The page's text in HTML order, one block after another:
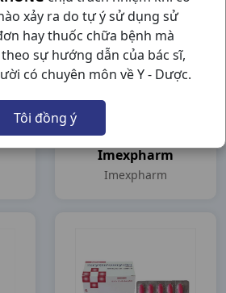
xảy ra do tự ý sử dụng sử
hay thuốc chữa bệnh mà
sự hướng dẫn của bác sĩ,
có chuyên môn về Y - Dược.
Tôi đồng ý
Pharmox 250 C200vna
Imexpharm
Imexpharm